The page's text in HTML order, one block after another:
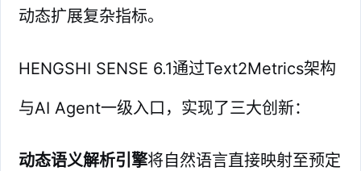
动态扩展复杂指标。
HENGSHI SENSE 6.1通过Text2Metrics架构
与AI Agent一级入口，实现了三大创新：
动态语义解析引擎将自然语言直接映射至预定